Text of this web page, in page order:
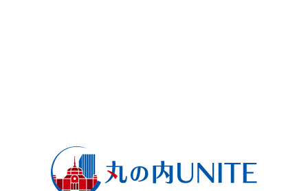
連絡や業務のご案内やご質問に対する回答として、電
子メールや資料のご送付に利用いたします。